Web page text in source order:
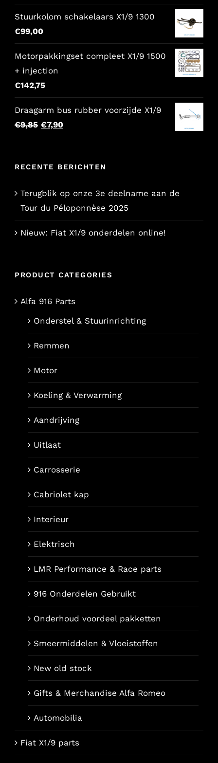
prijs
was:
prijs
is:
Stuurkolom schakelaars X1/9 1300
€99,00
Motorpakkingset compleet X1/9 1500
+ injection
€142,75
Draagarm bus rubber voorzijde X1/9
€9,85 Oorspronkelijke
prijs
€9,85.
€7,90Huidige
prijs
€7,90.
RECENTE BERICHTEN
Terugblik op onze 3e deelname aan de
Tour du Péloponnèse 2025
Nieuw: Fiat X1/9 onderdelen online!
PRODUCT CATEGORIES
Alfa 916 Parts
Onderstel & Stuurinrichting
Remmen
Motor
Koeling & Verwarming
Aandrijving
Uitlaat
Carrosserie
Cabriolet kap
Interieur
Elektrisch
LMR Performance & Race parts
916 Onderdelen Gebruikt
Onderhoud voordeel pakketten
Smeermiddelen & Vloeistoffen
New old stock
Gifts & Merchandise Alfa Romeo
Automobilia
Fiat X1/9 parts